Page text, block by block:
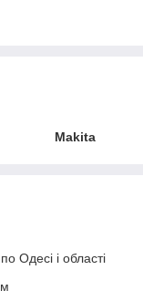
Makita
Одесі і області